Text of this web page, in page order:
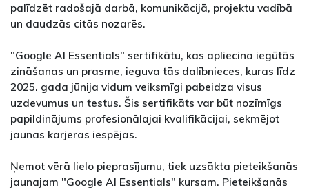
palīdzēt radošajā darbā, komunikācijā, projektu vadībā
un daudzās citās nozarēs.
"Google AI Essentials" sertifikātu, kas apliecina iegūtās
zināšanas un prasme, ieguva tās dalībnieces, kuras līdz
2025. gada jūnija vidum veiksmīgi pabeidza visus
uzdevumus un testus. Šis sertifikāts var būt nozīmīgs
papildinājums profesionālajai kvalifikācijai, sekmējot
jaunas karjeras iespējas.
Ņemot vērā lielo pieprasījumu, tiek uzsākta pieteikšanās
jaunajam "Google AI Essentials" kursam. Pieteikšanās